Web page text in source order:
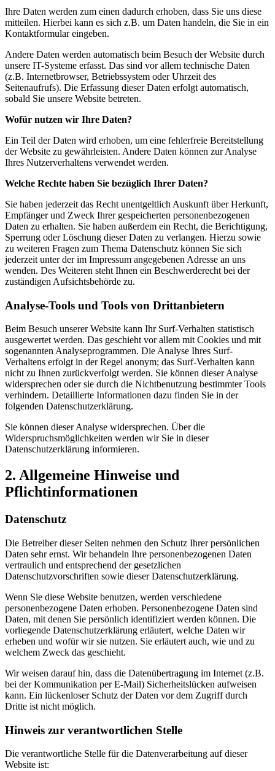
Ihre Daten werden zum einen dadurch erhoben, dass Sie uns diese
mitteilen. Hierbei kann es sich z.B. um Daten handeln, die Sie in ein
Kontaktformular eingeben.
Andere Daten werden automatisch beim Besuch der Website durch
unsere IT-Systeme erfasst. Das sind vor allem technische Daten
(z.B. Internetbrowser, Betriebssystem oder Uhrzeit des
Seitenaufrufs). Die Erfassung dieser Daten erfolgt automatisch,
sobald Sie unsere Website betreten.
Wofür nutzen wir Ihre Daten?
Ein Teil der Daten wird erhoben, um eine fehlerfreie Bereitstellung
der Website zu gewährleisten. Andere Daten können zur Analyse
Ihres Nutzerverhaltens verwendet werden.
Welche Rechte haben Sie bezüglich Ihrer Daten?
Sie haben jederzeit das Recht unentgeltlich Auskunft über Herkunft,
Empfänger und Zweck Ihrer gespeicherten personenbezogenen
Daten zu erhalten. Sie haben außerdem ein Recht, die Berichtigung,
Sperrung oder Löschung dieser Daten zu verlangen. Hierzu sowie
zu weiteren Fragen zum Thema Datenschutz können Sie sich
jederzeit unter der im Impressum angegebenen Adresse an uns
wenden. Des Weiteren steht Ihnen ein Beschwerderecht bei der
zuständigen Aufsichtsbehörde zu.
Analyse-Tools und Tools von Drittanbietern
Beim Besuch unserer Website kann Ihr Surf-Verhalten statistisch
ausgewertet werden. Das geschieht vor allem mit Cookies und mit
sogenannten Analyseprogrammen. Die Analyse Ihres Surf-
Verhaltens erfolgt in der Regel anonym; das Surf-Verhalten kann
nicht zu Ihnen zurückverfolgt werden. Sie können dieser Analyse
widersprechen oder sie durch die Nichtbenutzung bestimmter Tools
verhindern. Detaillierte Informationen dazu finden Sie in der
folgenden Datenschutzerklärung.
Sie können dieser Analyse widersprechen. Über die
Widerspruchsmöglichkeiten werden wir Sie in dieser
Datenschutzerklärung informieren.
2. Allgemeine Hinweise und
Pflichtinformationen
Datenschutz
Die Betreiber dieser Seiten nehmen den Schutz Ihrer persönlichen
Daten sehr ernst. Wir behandeln Ihre personenbezogenen Daten
vertraulich und entsprechend der gesetzlichen
Datenschutzvorschriften sowie dieser Datenschutzerklärung.
Wenn Sie diese Website benutzen, werden verschiedene
personenbezogene Daten erhoben. Personenbezogene Daten sind
Daten, mit denen Sie persönlich identifiziert werden können. Die
vorliegende Datenschutzerklärung erläutert, welche Daten wir
erheben und wofür wir sie nutzen. Sie erläutert auch, wie und zu
welchem Zweck das geschieht.
Wir weisen darauf hin, dass die Datenübertragung im Internet (z.B.
bei der Kommunikation per E-Mail) Sicherheitslücken aufweisen
kann. Ein lückenloser Schutz der Daten vor dem Zugriff durch
Dritte ist nicht möglich.
Hinweis zur verantwortlichen Stelle
Die verantwortliche Stelle für die Datenverarbeitung auf dieser
Website ist: